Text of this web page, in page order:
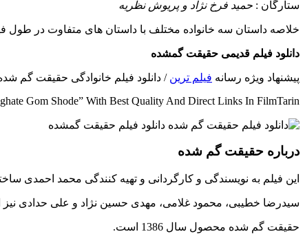
ستارگان : حمید فرخ نژاد و پریوش نظریه
خلاصه داستان سه خانواده مختلف با داستان های متفاوت در طول
دانلود فیلم قدیمی حقیقت گمشده
پیشنهاد ویژه رسانه فیلم ترین / دانلود فیلم خانوادگی حقیقت گم شده
Gom Shode” With Best Quality And Direct Links In FilmTarin
درباره حقیقت گم شده
این فیلم به نویسندگی و کارگردانی و تهیه کنندگی محمد احمدی
سیدرضا خطیبی، محمود غلامی، مهدی حسین نژاد و علی حدادی نیز
حقیقت گم شده محصول سال 1386 است.